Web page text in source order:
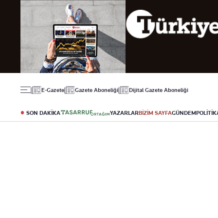
E-Gazete Gazete Aboneliği Dijital Gazete Aboneliği
SON DAKİKA YAZARLARBİZİM SAYFAGÜNDEM
Politika
Ekonomi
Borsa
Altın
Döviz
Hisse Senedi
Kripto Para
T-Otomobil
Futbol
Puan Durumu